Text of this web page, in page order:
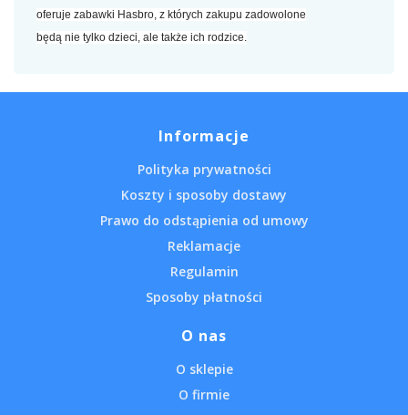
oferuje zabawki Hasbro, z których zakupu zadowolone
będą nie tylko dzieci, ale także ich rodzice.
Informacje
Polityka prywatności
Koszty i sposoby dostawy
Prawo do odstąpienia od umowy
Reklamacje
Regulamin
Sposoby płatności
O nas
O sklepie
O firmie